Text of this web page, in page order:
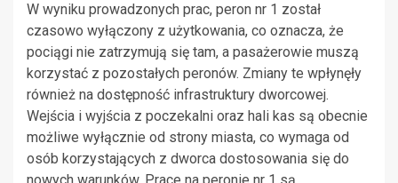
W wyniku prowadzonych prac, peron nr 1 został
czasowo wyłączony z użytkowania, co oznacza, że
pociągi nie zatrzymują się tam, a pasażerowie muszą
korzystać z pozostałych peronów. Zmiany te wpłynęły
również na dostępność infrastruktury dworcowej.
Wejścia i wyjścia z poczekalni oraz hali kas są obecnie
możliwe wyłącznie od strony miasta, co wymaga od
osób korzystających z dworca dostosowania się do